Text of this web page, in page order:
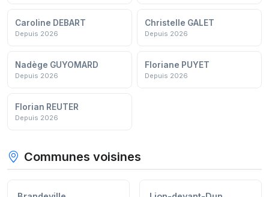
Caroline DEBART
Depuis 2026
Christelle GALET
Depuis 2026
Nadège GUYOMARD
Depuis 2026
Floriane PUYET
Depuis 2026
Florian REUTER
Depuis 2026
Communes voisines